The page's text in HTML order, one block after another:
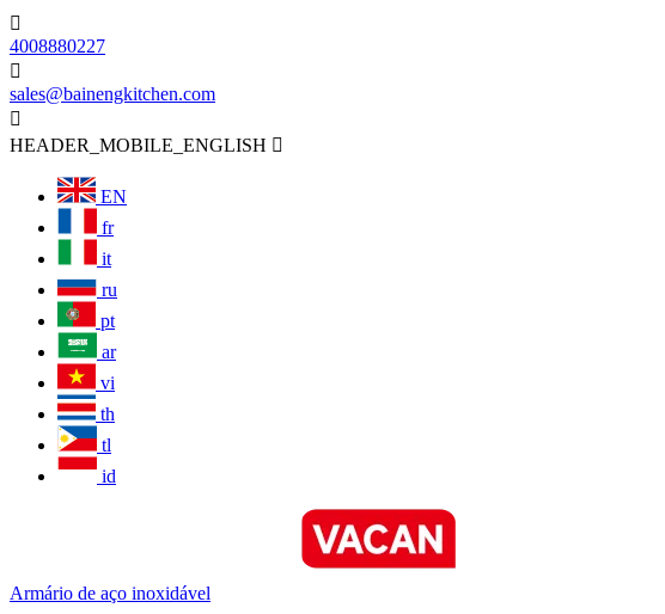

4008880227

sales@bainengkitchen.com

HEADER_MOBILE_ENGLISH 
EN
fr
it
ru
pt
ar
vi
th
tl
id
Armário de aço inoxidável